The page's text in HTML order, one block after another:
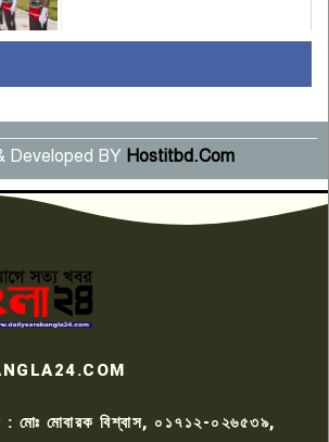
বছর পূর্তি উদযাপন
সংবাদ সম্মেলনে অভিযোগ অস্বীকার
উদ্দেশ্য প্রণোদিত সংবাদ প্রকাশের
প্রতিবাদ নাজির হাসানের
কেটে ঘরে ঢুকে স্কুল শিক্ষিকাকে হত্যা
টয়লেটের ট্যাংকি থেকে লাশ উদ্ধার
রাজশাহীতে সন্ত্রাসী হামলায় গুরুতর
Developed BY Hostitbd.Com
মোঃ মোবারক বিশ্বাস, ০১৭১২-০২৬৫৩৯,